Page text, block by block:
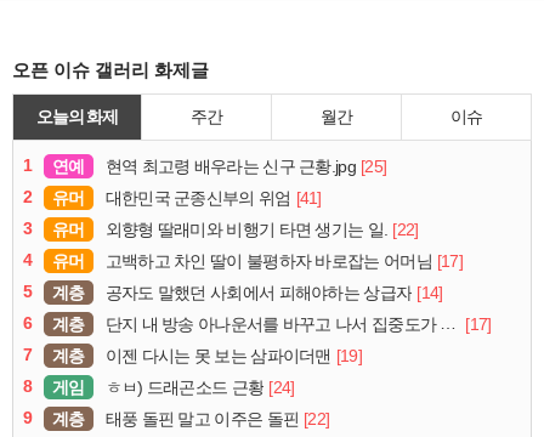
오픈 이슈 갤러리 화제글
오늘의 화제 주간 월간 이슈
1 연예 현역 최고령 배우라는 신구 근황.jpg [25]
2
유머 대한민국 군종신부의 위엄 [41]
3
유머 외향형 딸래미와 비행기 타면 생기는 일. [22]
4
유머 고백하고 차인 딸이 불평하자 바로잡는 어머님 [17]
5
계층 공자도 말했던 사회에서 피해야하는 상급자 [14]
6
계층 단지 내 방송 아나운서를 바꾸고 나서 집중도가 확 올라갔다는 한 아파트의 안내방송
[17]
7
계층 이젠 다시는 못 보는 삼파이더맨 [19]
8
게임 ㅎㅂ) 드래곤소드 근황 [24]
9
계층 태풍 돌핀 말고 이주은 돌핀 [22]